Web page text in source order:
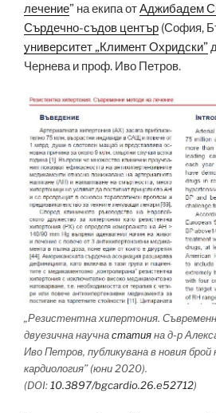
лечение” на екипа отАджибадем
Сърдечно-съдов център (София,
университет „Климент Охридски”
Чернева и проф. Иво Петров.
„Резистентна хипертония.
двуезична научнастатияна д-р
Иво Петров, публикувана в новия брой
кардиология” (юни 2020).
(DOI: 10.3897/bgcardio.26.e52712)